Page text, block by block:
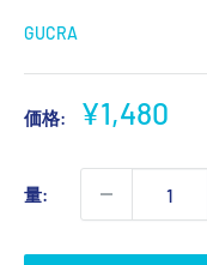
GUCRA
価格:
販
価
格
¥1,480
量: